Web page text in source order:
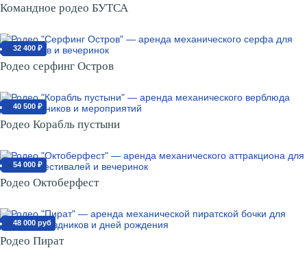
Командное родео БУТСА
от 32 400 ₽
Родео серфинг Остров
от 40 500 ₽
Родео Корабль пустыни
от 54 000 ₽
Родео Октоберфест
от 48 000 руб
Родео Пират